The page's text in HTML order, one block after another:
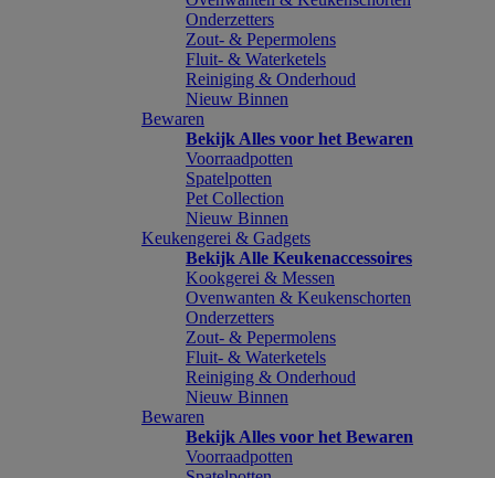
Onderzetters
Zout- & Pepermolens
Fluit- & Waterketels
Reiniging & Onderhoud
Nieuw Binnen
Bewaren
Bekijk Alles voor het Bewaren
Voorraadpotten
Spatelpotten
Pet Collection
Nieuw Binnen
Keukengerei & Gadgets
Bekijk Alle Keukenaccessoires
Kookgerei & Messen
Ovenwanten & Keukenschorten
Onderzetters
Zout- & Pepermolens
Fluit- & Waterketels
Reiniging & Onderhoud
Nieuw Binnen
Bewaren
Bekijk Alles voor het Bewaren
Voorraadpotten